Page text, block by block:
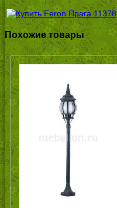
Похожие товары